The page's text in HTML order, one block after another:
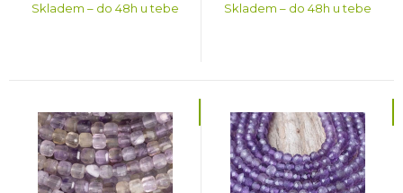
Skladem – do 48h u tebe Skladem – do 48h u tebe